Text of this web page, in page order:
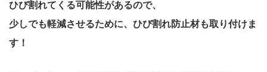
ひび割れてくる可能性があるので、
少しでも軽減させるために、ひび割れ防止材も取り付けま
す！